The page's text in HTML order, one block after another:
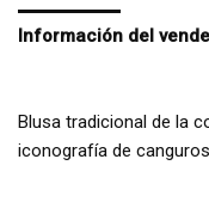
Información del
Blusa tradicional de la
iconografía de